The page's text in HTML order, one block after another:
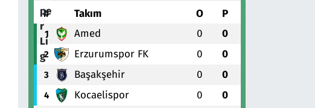
# Takım O P
1 Amed 0 0
2 Erzurumspor FK 0 0
3 Başakşehir 0 0
4 Kocaelispor 0 0